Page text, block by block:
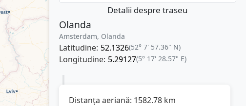
Detalii despre traseu
Olanda
Amsterdam, Olanda
Latitudine: 52.1326(52° 7' 57.36" N)
Longitudine: 5.29127(5° 17' 28.57" E)
Distanța aeriană: 1582.78 km